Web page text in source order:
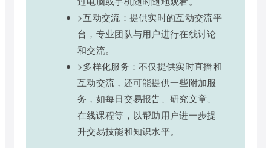
>互动交流：提供实时的互动交流平
台，专业团队与用户进行在线讨论
和交流。
>多样化服务：不仅提供实时直播和
互动交流，还可能提供一些附加服
务，如每日交易报告、研究文章、
在线课程等，以帮助用户进一步提
升交易技能和知识水平。